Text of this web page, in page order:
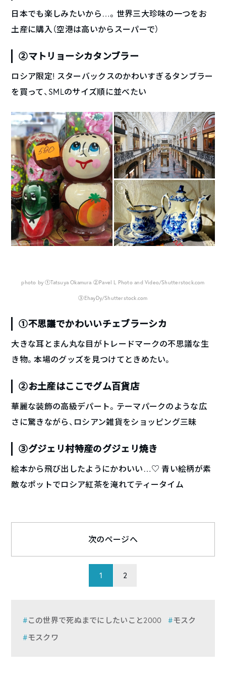
日本でも楽しみたいから…。世界三大珍味の一つをお
土産に購入（空港は高いからスーパーで）
②マトリョーシカタンブラー
ロシア限定! スターバックスのかわいすぎるタンブラー
を買って、SMLのサイズ順に並べたい
photo by ①Tatsuya Okamura ②Pavel L Photo and Video/Shutterstock.com
③EhayDy/Shutterstock.com
①不思議でかわいいチェブラーシカ
大きな耳とまん丸な目がトレードマークの不思議な生
き物。本場のグッズを見つけてときめたい。
②お土産はここでグム百貨店
華麗な装飾の高級デパート。テーマパークのような広
さに驚きながら、ロシアン雑貨をショッピング三昧
③グジェリ村特産のグジェリ焼き
絵本から飛び出したようにかわいい…♡ 青い絵柄が素
敵なポットでロシア紅茶を淹れてティータイム
1 2
次のページへ
この世界で死ぬまでにしたいこと2000
モスク
モスクワ